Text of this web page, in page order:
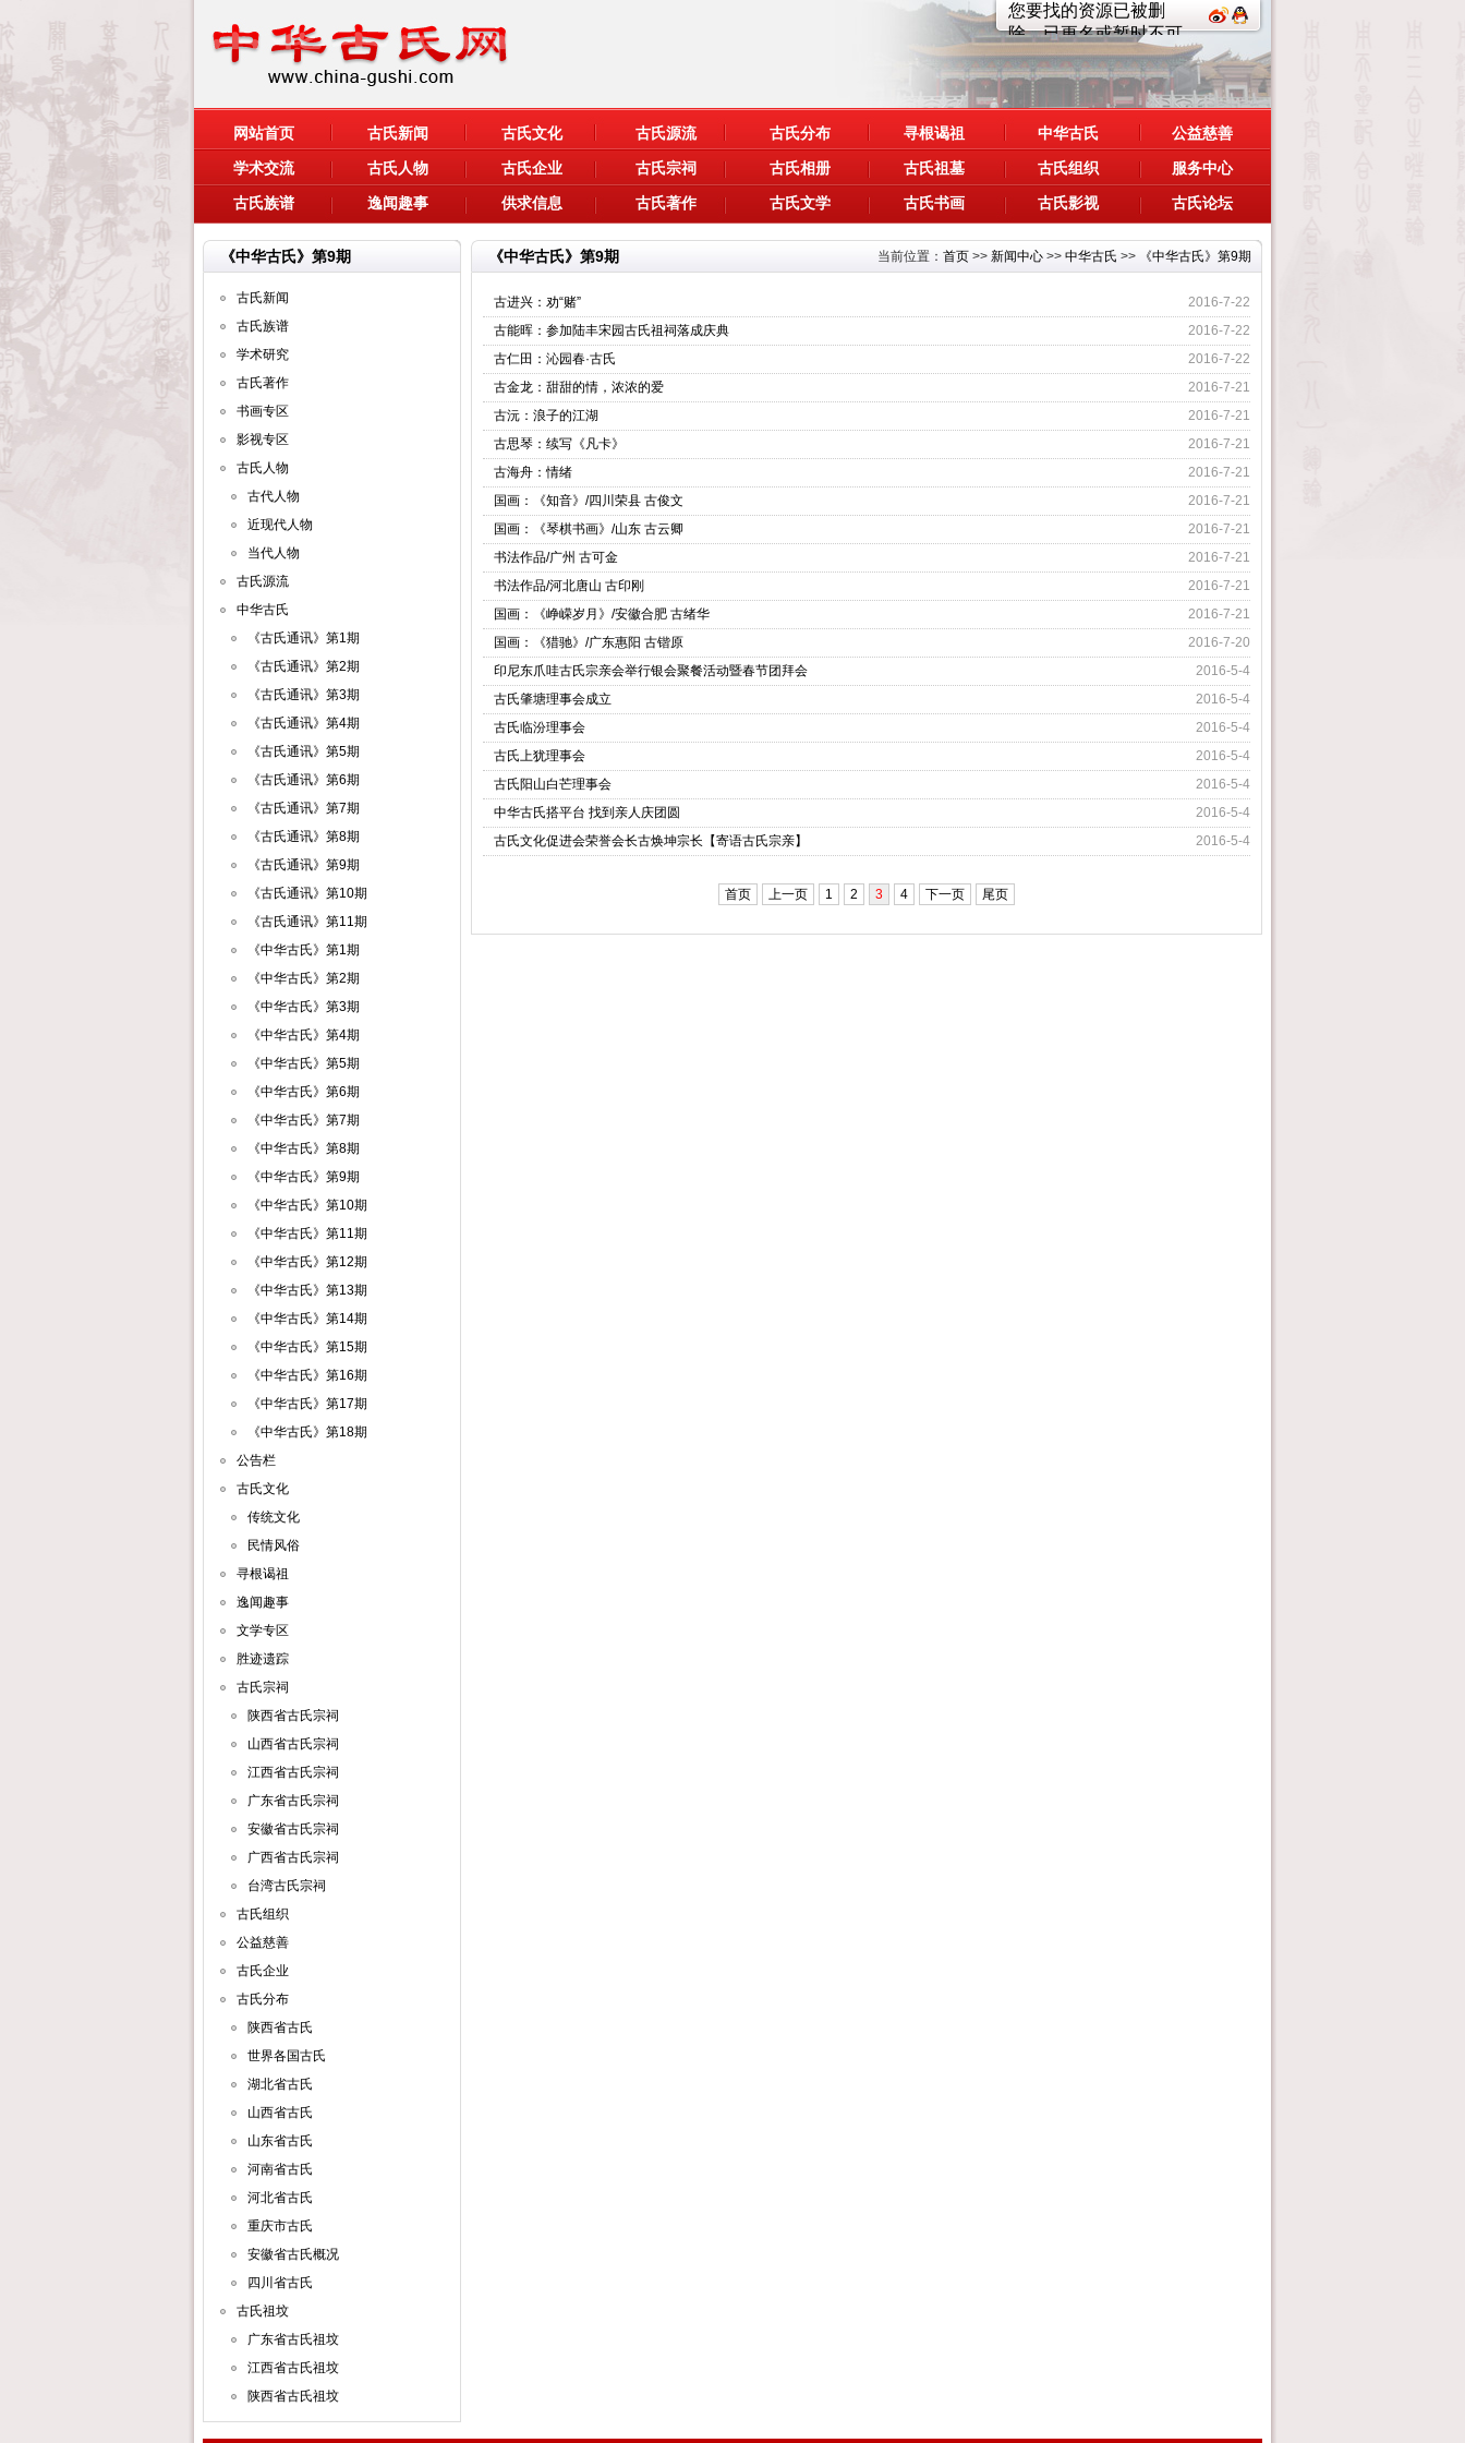
网站首页 古氏新闻 古氏文化 古氏源流 古氏分布 寻根谒祖 中华古氏
公益慈善
学术交流
古氏人物 古氏企业 古氏宗祠 古氏相册 古氏祖墓 古氏组织
服务中心
古氏族谱
逸闻趣事 供求信息 古氏著作 古氏文学 古氏书画 古氏影视 古氏论坛
《中华古氏》第9期
古氏新闻
古氏族谱
学术研究
古氏著作
书画专区
影视专区
古氏人物
古代人物
近现代人物
当代人物
古氏源流
中华古氏
《古氏通讯》第1期
《古氏通讯》第2期
《古氏通讯》第3期
《古氏通讯》第4期
《古氏通讯》第5期
《古氏通讯》第6期
《古氏通讯》第7期
《古氏通讯》第8期
《古氏通讯》第9期
《古氏通讯》第10期
《古氏通讯》第11期
《中华古氏》第1期
《中华古氏》第2期
《中华古氏》第3期
《中华古氏》第4期
《中华古氏》第5期
《中华古氏》第6期
《中华古氏》第7期
《中华古氏》第8期
《中华古氏》第9期
《中华古氏》第10期
《中华古氏》第11期
《中华古氏》第12期
《中华古氏》第13期
《中华古氏》第14期
《中华古氏》第15期
《中华古氏》第16期
《中华古氏》第17期
《中华古氏》第18期
公告栏
古氏文化
传统文化
民情风俗
寻根谒祖
逸闻趣事
文学专区
胜迹遗踪
古氏宗祠
陕西省古氏宗祠
山西省古氏宗祠
江西省古氏宗祠
广东省古氏宗祠
安徽省古氏宗祠
广西省古氏宗祠
台湾古氏宗祠
古氏组织
公益慈善
古氏企业
古氏分布
陕西省古氏
世界各国古氏
湖北省古氏
山西省古氏
山东省古氏
河南省古氏
河北省古氏
重庆市古氏
安徽省古氏概况
四川省古氏
古氏祖坟
广东省古氏祖坟
江西省古氏祖坟
陕西省古氏祖坟
当前位置： 首页 >> 新闻中心 >> 中华古氏 >> 《中华古氏》第9期
《中华古氏》第9期
2016-7-22
古进兴：劝“赌”
2016-7-22
古能晖：参加陆丰宋园古氏祖祠落成庆典
2016-7-22
古仁田：沁园春·古氏
2016-7-21
古金龙：甜甜的情，浓浓的爱
2016-7-21
古沅：浪子的江湖
2016-7-21
古思琴：续写《凡卡》
2016-7-21
古海舟：情绪
2016-7-21
国画：《知音》/四川荣县 古俊文
2016-7-21
国画：《琴棋书画》/山东 古云卿
2016-7-21
书法作品/广州 古可金
2016-7-21
书法作品/河北唐山 古印刚
2016-7-21
国画：《峥嵘岁月》/安徽合肥 古绪华
2016-7-20
国画：《猎驰》/广东惠阳 古锴原
2016-5-4
印尼东爪哇古氏宗亲会举行银会聚餐活动暨春节团拜会
2016-5-4
古氏肇塘理事会成立
2016-5-4
古氏临汾理事会
2016-5-4
古氏上犹理事会
2016-5-4
古氏阳山白芒理事会
2016-5-4
中华古氏搭平台 找到亲人庆团圆
2016-5-4
古氏文化促进会荣誉会长古焕坤宗长【寄语古氏宗亲】
首页 上一页 1 2 3 4 下一页 尾页